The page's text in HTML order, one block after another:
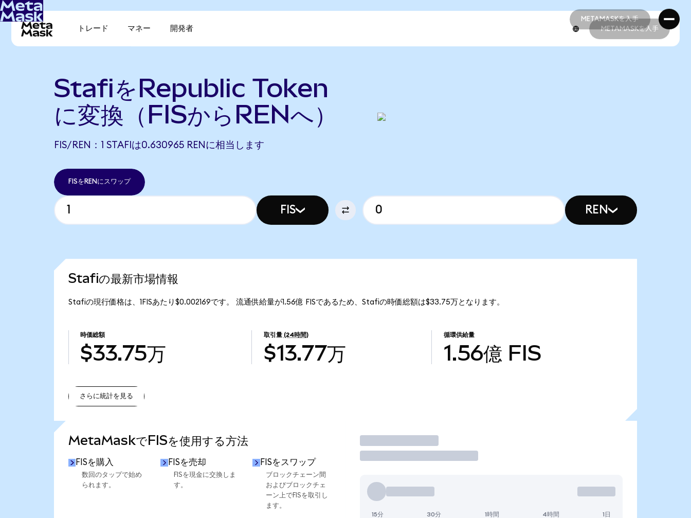
METAMASKを入手
METAMASKを入手
トレード マネー 開発者 METAMASKを入手
StafiをRepublic Token
に変換（FISからRENへ）
FIS/REN：1 STAFIは0.630965 RENに相当します
FISをRENにスワップ
FIS REN
Stafiの最新市場情報
Stafiの現行価格は、1FISあたり$0.002169です。 流通供給量が1.56億 FISであるため、Stafiの時価総額は$33.75万となります。
時価総額
$33.75万
取引量 (24時間)
$13.77万
循環供給量
1.56億 FIS
さらに統計を見る
MetaMaskでFISを使用する方法
FISを購入
数回のタップで始め
られます。
FISを売却
FISを現金に交換しま
す。
FISをスワップ
ブロックチェーン間
およびブロックチェ
ーン上でFISを取引し
ます。
取引
15分 30分 1時間 4時間 1日